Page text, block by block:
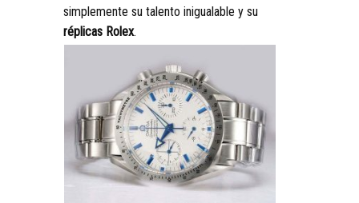
simplemente su talento inigualable y su
réplicas Rolex.